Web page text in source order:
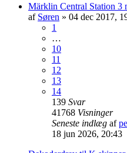
Märklin Central Station 3
af Søren » 04 dec 2017,
1
…
10
11
12
13
14
139 Svar
41768 Visninger
Seneste indlæg af
18 jun 2026, 20:43